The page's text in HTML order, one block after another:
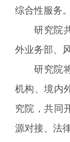
综合性服务。
研究院
外业务部、
研究院
机构、境内
究院，共同
源对接、法